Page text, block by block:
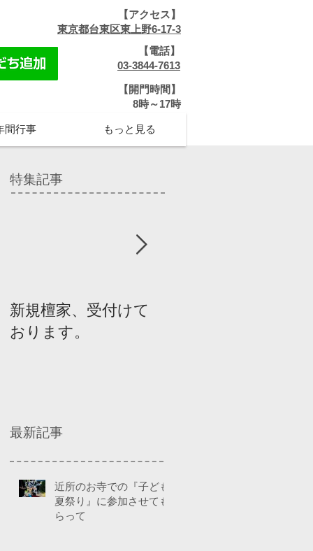
【アクセス】
東京都台東区東上野6-17-3
【電話】
03-3844-7613
【開門時間】
​8時～17時
間行事 もっと見る
特集記事
新規檀家、受付けて
おります。
最新記事
近所のお寺での『子ども
夏祭り』に参加させても
らって